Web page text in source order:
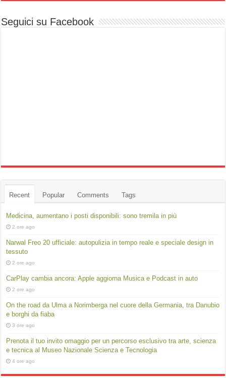
Seguici su Facebook
Recent Popular Comments Tags
Medicina, aumentano i posti disponibili: sono tremila in più
2 ore ago
Narwal Freo 20 ufficiale: autopulizia in tempo reale e speciale design in
tessuto
2 ore ago
CarPlay cambia ancora: Apple aggiorna Musica e Podcast in auto
2 ore ago
On the road da Ulma a Norimberga nel cuore della Germania, tra Danubio
e borghi da fiaba
3 ore ago
Prenota il tuo invito omaggio per un percorso esclusivo tra arte, scienza
e tecnica al Museo Nazionale Scienza e Tecnologia
4 ore ago